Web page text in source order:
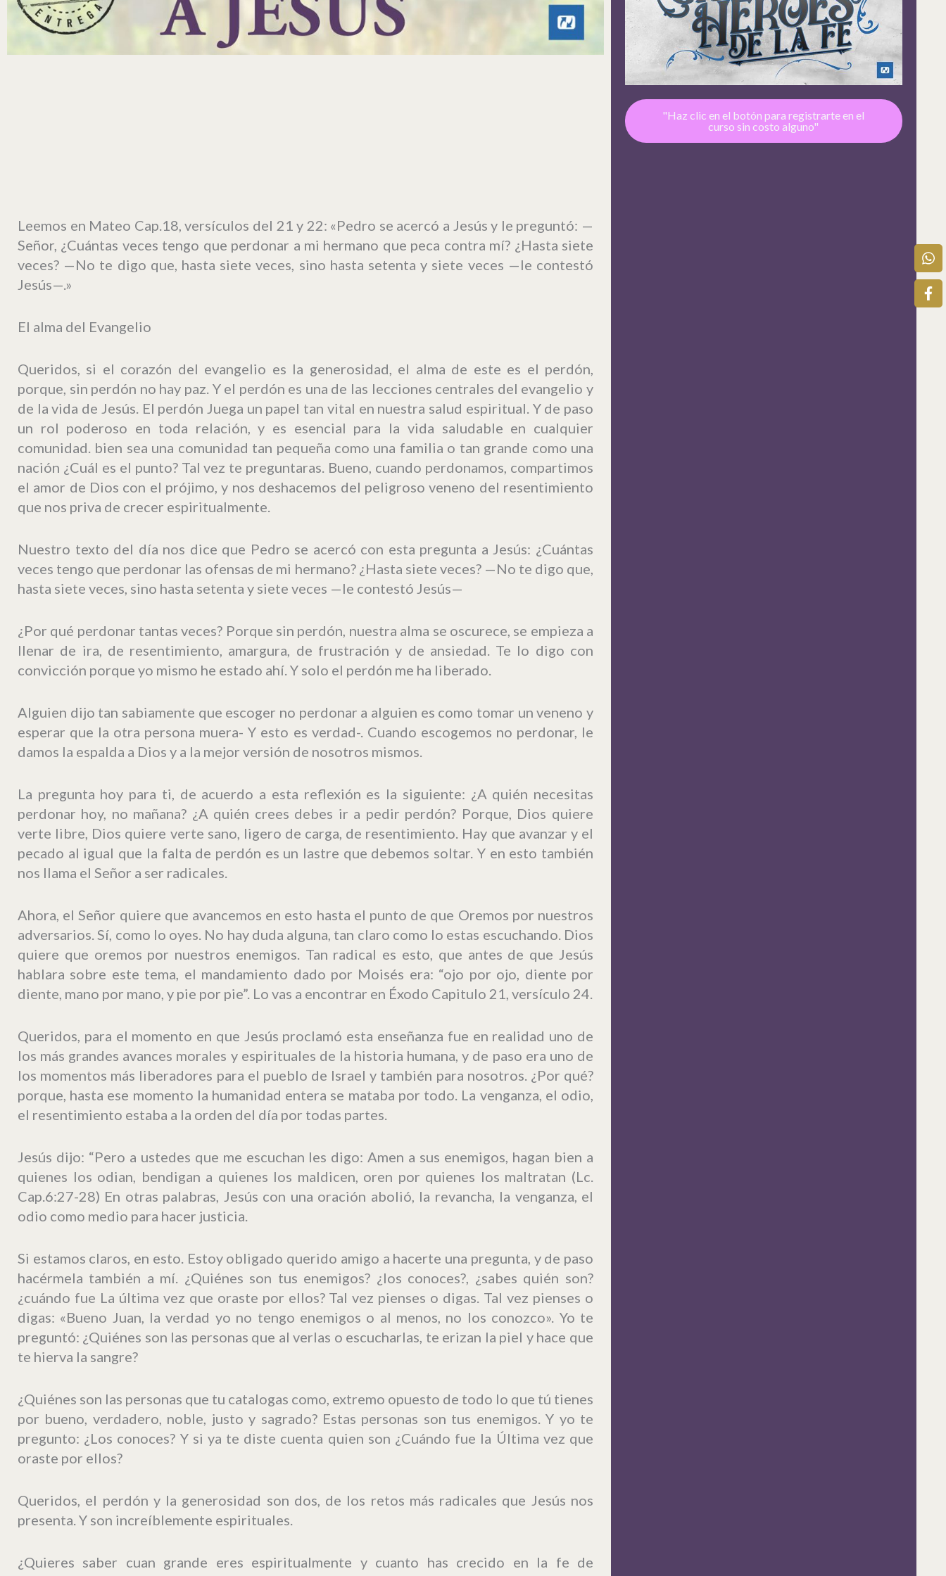
Leemos en Mateo Cap.18, versículos del 21 y 22: «Pedro se acercó a Jesús y le preguntó: —
Señor, ¿Cuántas veces tengo que perdonar a mi hermano que peca contra mí? ¿Hasta siete
veces? —No te digo que, hasta siete veces, sino hasta setenta y siete veces —le contestó
Jesús—.»
El alma del Evangelio
Queridos, si el corazón del evangelio es la generosidad, el alma de este es el perdón,
porque, sin perdón no hay paz. Y el perdón es una de las lecciones centrales del evangelio y
de la vida de Jesús. El perdón Juega un papel tan vital en nuestra salud espiritual. Y de paso
un rol poderoso en toda relación, y es esencial para la vida saludable en cualquier
comunidad. bien sea una comunidad tan pequeña como una familia o tan grande como una
nación ¿Cuál es el punto? Tal vez te preguntaras. Bueno, cuando perdonamos, compartimos
el amor de Dios con el prójimo, y nos deshacemos del peligroso veneno del resentimiento
que nos priva de crecer espiritualmente.
Nuestro texto del día nos dice que Pedro se acercó con esta pregunta a Jesús: ¿Cuántas
veces tengo que perdonar las ofensas de mi hermano? ¿Hasta siete veces? —No te digo que,
hasta siete veces, sino hasta setenta y siete veces —le contestó Jesús—
¿Por qué perdonar tantas veces? Porque sin perdón, nuestra alma se oscurece, se empieza a
llenar de ira, de resentimiento, amargura, de frustración y de ansiedad. Te lo digo con
convicción porque yo mismo he estado ahí. Y solo el perdón me ha liberado.
Alguien dijo tan sabiamente que escoger no perdonar a alguien es como tomar un veneno y
esperar que la otra persona muera- Y esto es verdad-. Cuando escogemos no perdonar, le
damos la espalda a Dios y a la mejor versión de nosotros mismos.
La pregunta hoy para ti, de acuerdo a esta reflexión es la siguiente: ¿A quién necesitas
perdonar hoy, no mañana? ¿A quién crees debes ir a pedir perdón? Porque, Dios quiere
verte libre, Dios quiere verte sano, ligero de carga, de resentimiento. Hay que avanzar y el
pecado al igual que la falta de perdón es un lastre que debemos soltar. Y en esto también
nos llama el Señor a ser radicales.
Ahora, el Señor quiere que avancemos en esto hasta el punto de que Oremos por nuestros
adversarios. Sí, como lo oyes. No hay duda alguna, tan claro como lo estas escuchando. Dios
quiere que oremos por nuestros enemigos. Tan radical es esto, que antes de que Jesús
hablara sobre este tema, el mandamiento dado por Moisés era: “ojo por ojo, diente por
diente, mano por mano, y pie por pie”. Lo vas a encontrar en Éxodo Capitulo 21, versículo 24.
Queridos, para el momento en que Jesús proclamó esta enseñanza fue en realidad uno de
los más grandes avances morales y espirituales de la historia humana, y de paso era uno de
los momentos más liberadores para el pueblo de Israel y también para nosotros. ¿Por qué?
porque, hasta ese momento la humanidad entera se mataba por todo. La venganza, el odio,
el resentimiento estaba a la orden del día por todas partes.
Jesús dijo: “Pero a ustedes que me escuchan les digo: Amen a sus enemigos, hagan bien a
quienes los odian, bendigan a quienes los maldicen, oren por quienes los maltratan (Lc.
Cap.6:27-28) En otras palabras, Jesús con una oración abolió, la revancha, la venganza, el
odio como medio para hacer justicia.
Si estamos claros, en esto. Estoy obligado querido amigo a hacerte una pregunta, y de paso
hacérmela también a mí. ¿Quiénes son tus enemigos? ¿los conoces?, ¿sabes quién son?
¿cuándo fue La última vez que oraste por ellos? Tal vez pienses o digas. Tal vez pienses o
digas: «Bueno Juan, la verdad yo no tengo enemigos o al menos, no los conozco». Yo te
preguntó: ¿Quiénes son las personas que al verlas o escucharlas, te erizan la piel y hace que
te hierva la sangre?
¿Quiénes son las personas que tu catalogas como, extremo opuesto de todo lo que tú tienes
por bueno, verdadero, noble, justo y sagrado? Estas personas son tus enemigos. Y yo te
pregunto: ¿Los conoces? Y si ya te diste cuenta quien son ¿Cuándo fue la Última vez que
oraste por ellos?
Queridos, el perdón y la generosidad son dos, de los retos más radicales que Jesús nos
presenta. Y son increíblemente espirituales.
¿Quieres saber cuan grande eres espiritualmente y cuanto has crecido en la fe de
"Haz clic en el botón para registrarte en el
curso sin costo alguno"